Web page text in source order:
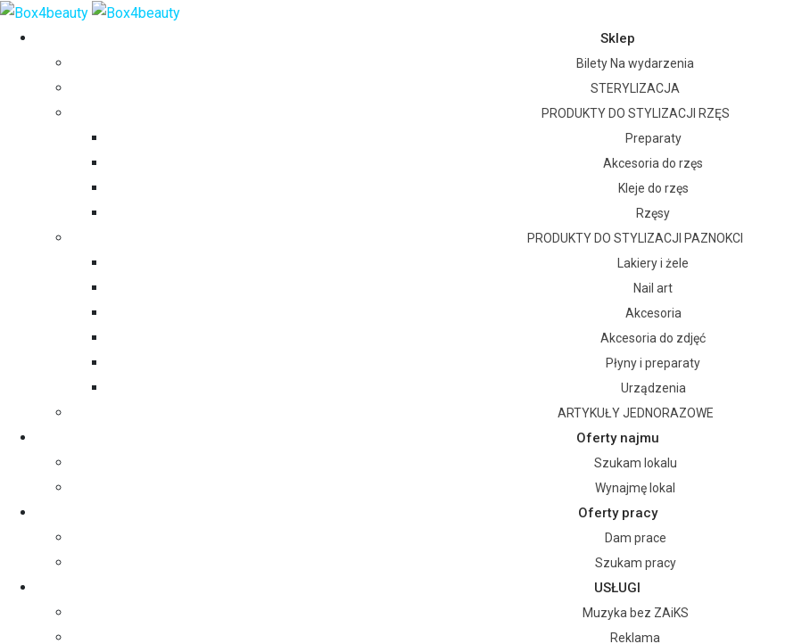
Sklep
Bilety Na wydarzenia
STERYLIZACJA
PRODUKTY DO STYLIZACJI RZĘS
Preparaty
Akcesoria do rzęs
Kleje do rzęs
Rzęsy
PRODUKTY DO STYLIZACJI PAZNOKCI
Lakiery i żele
Nail art
Akcesoria
Akcesoria do zdjęć
Płyny i preparaty
Urządzenia
ARTYKUŁY JEDNORAZOWE
Oferty najmu
Szukam lokalu
Wynajmę lokal
Oferty pracy
Dam prace
Szukam pracy
USŁUGI
Muzyka bez ZAiKS
Reklama